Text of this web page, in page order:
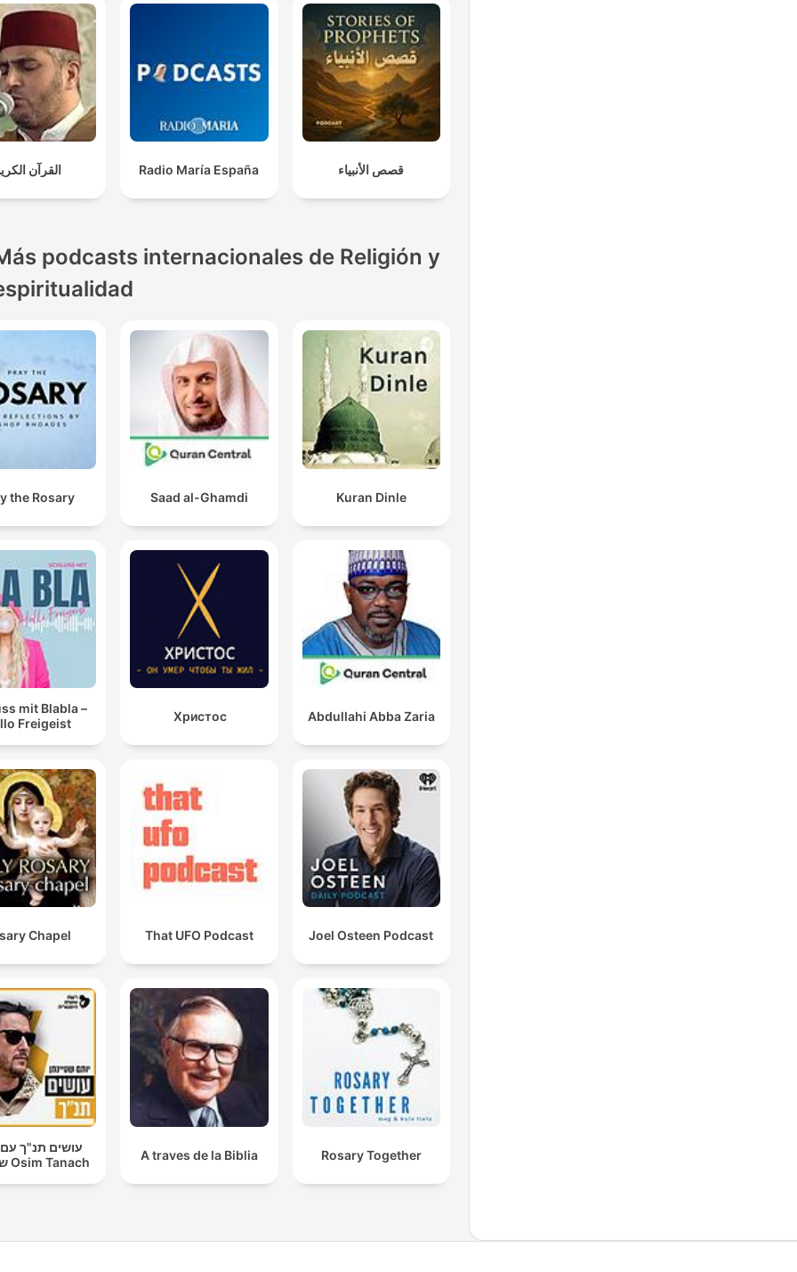
القرآن Radio María España قصص الأنبياء
podcasts internacionales de Religión y
the Rosary Saad al-Ghamdi Kuran Dinle
mit Blabla –
Freigeist
Христос Abdullahi Abba Zaria
Chapel That UFO Podcast Joel Osteen Podcast
עושים תנ"ך
שטיינמן Osim Tanach
A traves de la Biblia Rosary Together